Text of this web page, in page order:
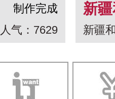
制作完成
人气：7629
新
白
一
新疆